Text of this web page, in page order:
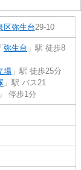
区弥生台29-10
「 弥生台 」駅 徒歩8
場 」駅 徒歩25分
」駅 バス21
停歩1分